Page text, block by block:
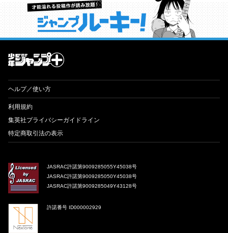
才能溢れる投稿作が読み放題！ ジャンプルーキー！
ヘルプ／使い方
利用規約
集英社プライバシーガイドライン
特定商取引法の表示
JASRAC許諾第9009285055Y45038号
JASRAC許諾第9009285050Y45038号
JASRAC許諾第9009285049Y43128号
許諾番号 ID000002929